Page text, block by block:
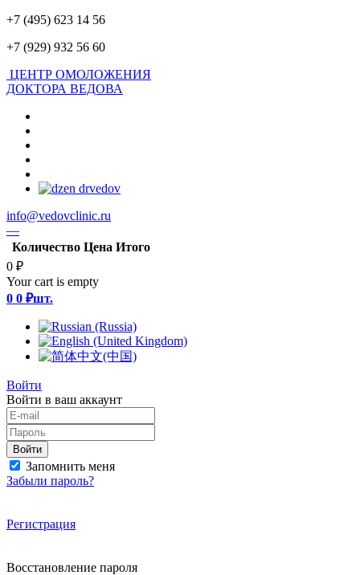
+7 (495) 623 14 56
+7 (929) 932 56 60
ЦЕНТР ОМОЛОЖЕНИЯ
ДОКТОРА ВЕДОВА
info@vedovclinic.ru
—
Количество Цена Итого
0 ₽
Your cart is empty
0 0 ₽шт.
Войти
Войти в ваш аккаунт
Войти
Запомнить меня
Забыли пароль?
Регистрация
Восстановление пароля